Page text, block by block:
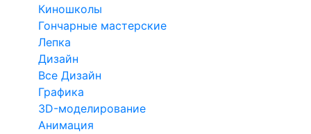
Киношколы
Гончарные мастерские
Лепка
Дизайн
Все Дизайн
Графика
3D-моделирование
Анимация